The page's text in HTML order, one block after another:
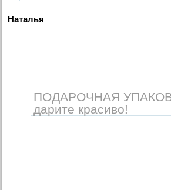
Наталья
ПОДАРОЧНАЯ
дарите красиво!